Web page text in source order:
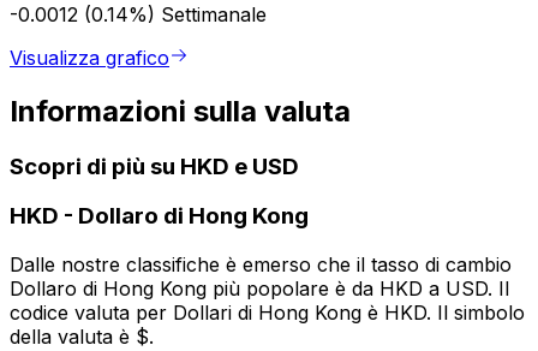
-0.0012 (0.14%) Settimanale
Visualizza grafico
Informazioni sulla valuta
Scopri di più su HKD e USD
HKD - Dollaro di Hong Kong
Dalle nostre classifiche è emerso che il tasso di cambio
Dollaro di Hong Kong più popolare è da HKD a USD. Il
codice valuta per Dollari di Hong Kong è HKD. Il simbolo
della valuta è $.